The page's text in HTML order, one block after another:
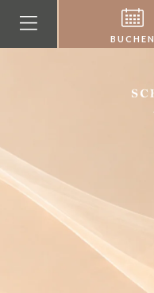
BUCHEN